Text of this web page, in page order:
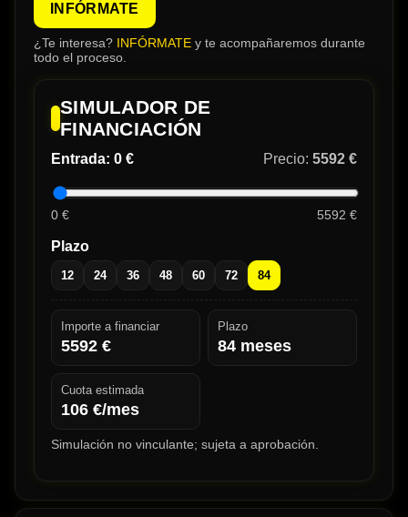
INFÓRMATE
¿Te interesa? INFÓRMATE y te acompañaremos durante
todo el proceso.
SIMULADOR DE
FINANCIACIÓN
Entrada: 0 € Precio: 5592 €
0 € 5592 €
Plazo
12 24 36 48 60 72 84
Importe a financiar
5592 €
Plazo
84 meses
Cuota estimada
106 €/mes
Simulación no vinculante; sujeta a aprobación.